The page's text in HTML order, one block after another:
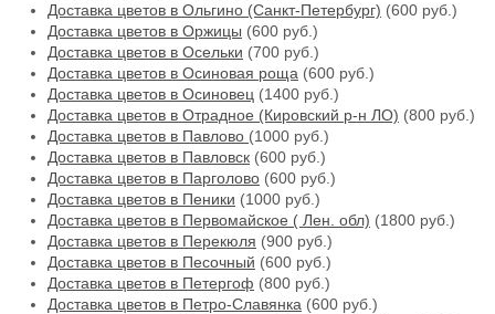
Доставка цветов в Ольгино (Санкт-Петербург) (600 руб.)
Доставка цветов в Оржицы (600 руб.)
Доставка цветов в Осельки (700 руб.)
Доставка цветов в Осиновая роща (600 руб.)
Доставка цветов в Осиновец (1400 руб.)
Доставка цветов в Отрадное (Кировский р-н ЛО) (800 руб.)
Доставка цветов в Павлово (1000 руб.)
Доставка цветов в Павловск (600 руб.)
Доставка цветов в Парголово (600 руб.)
Доставка цветов в Пеники (1000 руб.)
Доставка цветов в Первомайское ( Лен. обл) (1800 руб.)
Доставка цветов в Перекюля (900 руб.)
Доставка цветов в Песочный (600 руб.)
Доставка цветов в Петергоф (800 руб.)
Доставка цветов в Петро-Славянка (600 руб.)